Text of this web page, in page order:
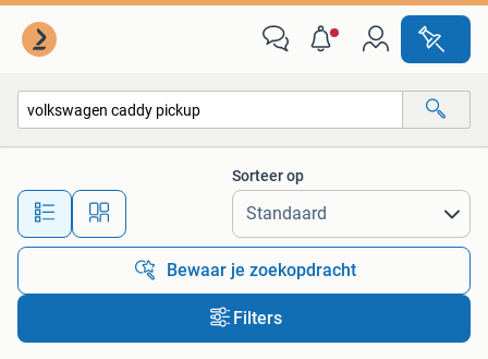
Alle afstanden…
Sorteer op
Bewaar je zoekopdracht
Filters